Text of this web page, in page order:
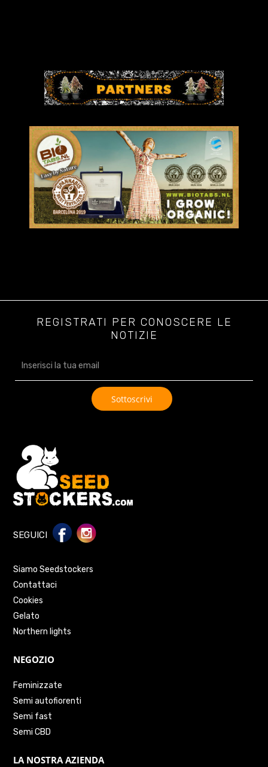
REGISTRATI PER CONOSCERE LE
NOTIZIE
SEGUICI
Siamo Seedstockers
Contattaci
Cookies
Gelato
Northern lights
NEGOZIO
Feminizzate
Semi autofiorenti
Semi fast
Semi CBD
LA NOSTRA AZIENDA